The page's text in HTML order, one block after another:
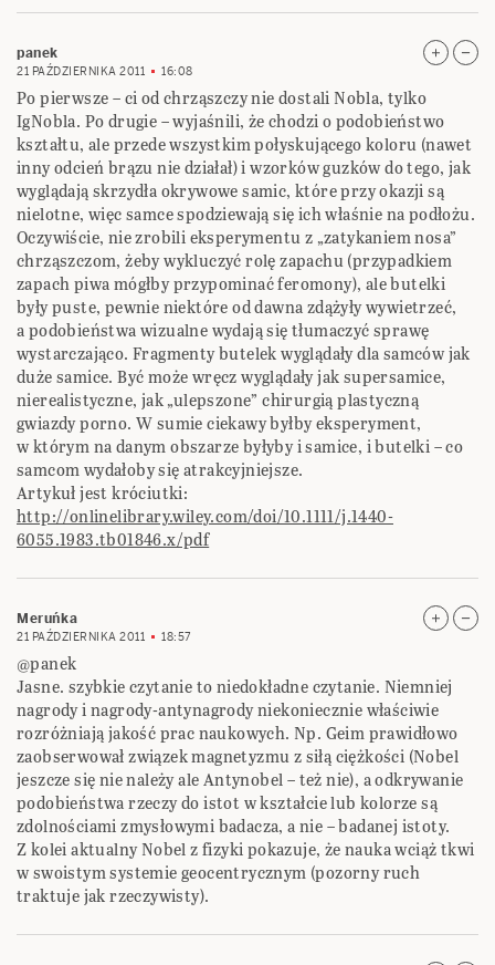
panek
21 PAŹDZIERNIKA 2011 16:08
Po pierwsze – ci od chrząszczy nie dostali Nobla, tylko
IgNobla. Po drugie – wyjaśnili, że chodzi o podobieństwo
kształtu, ale przede wszystkim połyskującego koloru (nawet
inny odcień brązu nie działał) i wzorków guzków do tego, jak
wyglądają skrzydła okrywowe samic, które przy okazji są
nielotne, więc samce spodziewają się ich właśnie na podłożu.
Oczywiście, nie zrobili eksperymentu z „zatykaniem nosa”
chrząszczom, żeby wykluczyć rolę zapachu (przypadkiem
zapach piwa mógłby przypominać feromony), ale butelki
były puste, pewnie niektóre od dawna zdążyły wywietrzeć,
a podobieństwa wizualne wydają się tłumaczyć sprawę
wystarczająco. Fragmenty butelek wyglądały dla samców jak
duże samice. Być może wręcz wyglądały jak supersamice,
nierealistyczne, jak „ulepszone” chirurgią plastyczną
gwiazdy porno. W sumie ciekawy byłby eksperyment,
w którym na danym obszarze byłyby i samice, i butelki – co
samcom wydałoby się atrakcyjniejsze.
Artykuł jest króciutki:
http://onlinelibrary.wiley.com/doi/10.1111/j.1440-
6055.1983.tb01846.x/pdf
Meruńka
21 PAŹDZIERNIKA 2011 18:57
@panek
Jasne. szybkie czytanie to niedokładne czytanie. Niemniej
nagrody i nagrody-antynagrody niekoniecznie właściwie
rozróżniają jakość prac naukowych. Np. Geim prawidłowo
zaobserwował związek magnetyzmu z siłą ciężkości (Nobel
jeszcze się nie należy ale Antynobel – też nie), a odkrywanie
podobieństwa rzeczy do istot w kształcie lub kolorze są
zdolnościami zmysłowymi badacza, a nie – badanej istoty.
Z kolei aktualny Nobel z fizyki pokazuje, że nauka wciąż tkwi
w swoistym systemie geocentrycznym (pozorny ruch
traktuje jak rzeczywisty).